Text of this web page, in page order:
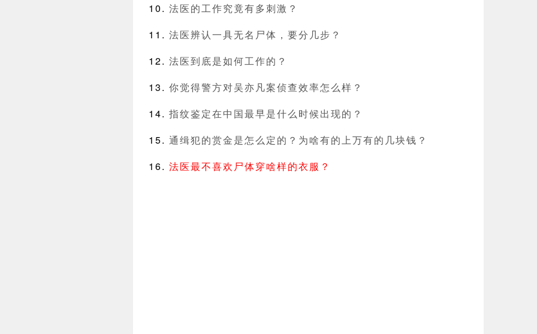
法医的工作究竟有多刺激？
法医辨认一具无名尸体，要分几步？
法医到底是如何工作的？
你觉得警方对吴亦凡案侦查效率怎么样？
指纹鉴定在中国最早是什么时候出现的？
通缉犯的赏金是怎么定的？为啥有的上万有的几块钱？
法医最不喜欢尸体穿啥样的衣服？